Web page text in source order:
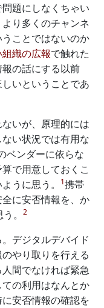
題にしなくちゃい
り多くのチャンネ
ことではないのか
織の広報で触れた
の話にする以前
いということであ
いが、原理的には
い状況では有用な
ベンダーに依らな
で用意しておくこ
うに思う。
1携帯
に安否情報を、か
。
2
デジタルデバイド
やり取りを行える
間でなければ緊急
の利用はなんとか
安否情報の確認を